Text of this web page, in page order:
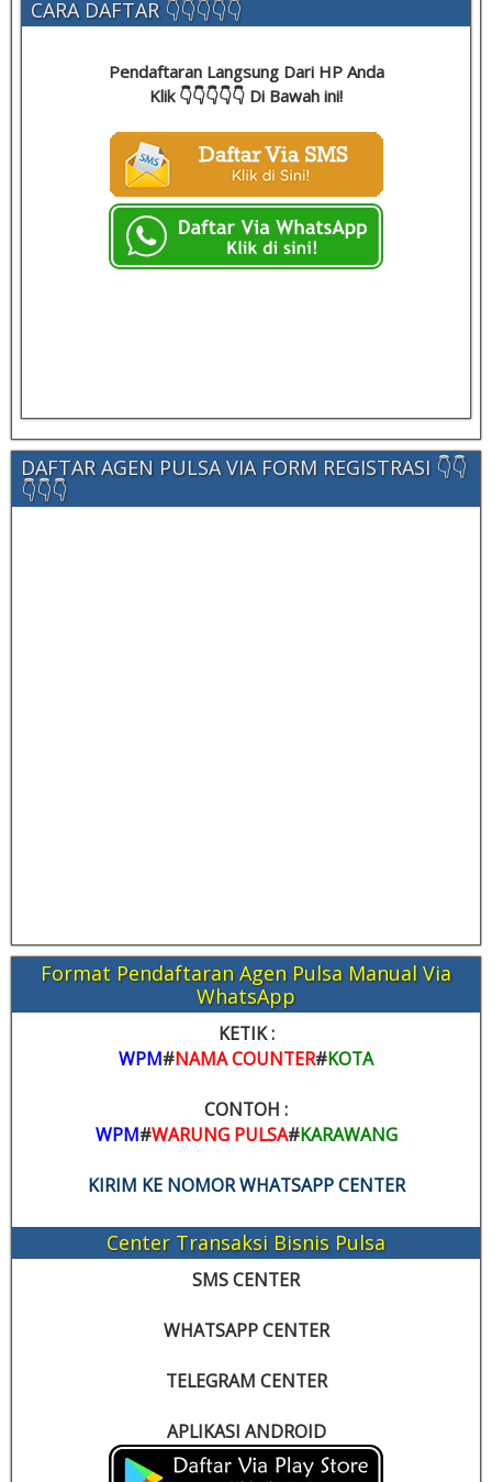
CARA DAFTAR 👇👇👇👇👇
Pendaftaran Langsung Dari HP Anda
Klik 👇👇👇👇👇 Di Bawah ini!
DAFTAR AGEN PULSA VIA FORM REGISTRASI 👇👇
👇👇👇
Format Pendaftaran Agen Pulsa Manual Via
WhatsApp
KETIK :
WPM#NAMA COUNTER#KOTA
CONTOH :
WPM#WARUNG PULSA#KARAWANG
KIRIM KE NOMOR WHATSAPP CENTER
Center Transaksi Bisnis Pulsa
SMS CENTER
WHATSAPP CENTER
TELEGRAM CENTER
APLIKASI ANDROID